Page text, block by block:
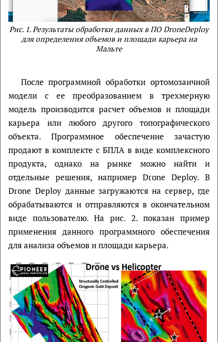
Рис. 1. Результаты обработки данных в ПО DroneDeploy
для определения объемов и площади карьера на
Мальте
После программной обработки ортомозаичной
модели с ее преобразованием в трехмерную
модель производится расчет объемов и площади
карьера или любого другого топографического
объекта. Программное обеспечение зачастую
продают в комплекте с БПЛА в виде комплексного
продукта, однако на рынке можно найти и
отдельные решения, например Drone Deploy. В
Drone Deploy данные загружаются на сервер, где
обрабатываются и отправляются в окончательном
виде пользователю. На рис. 2. показан пример
применения данного программного обеспечения
для анализа объемов и площади карьера.